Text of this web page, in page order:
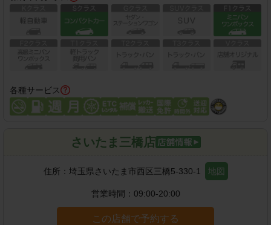
各種サービス
さいたま三橋店
住所： 埼玉県さいたま市西区三橋5-330-1 地図
営業時間： 09:00-20:00
この店舗で予約する